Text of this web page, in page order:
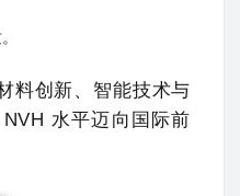
料创新、智能技术与
水平迈向国际前